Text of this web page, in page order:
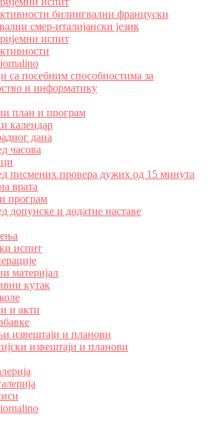
билингвални француски
смер-италијански језик
испит
са посебним способностима за
и информатику
план и програм
календар
дана
часова
писмених провера дужих од 15 минута
врата
програм
допунске и додатне наставе
испит
материјал
кутак
и акти
извештаји и планови
извештаји и планови